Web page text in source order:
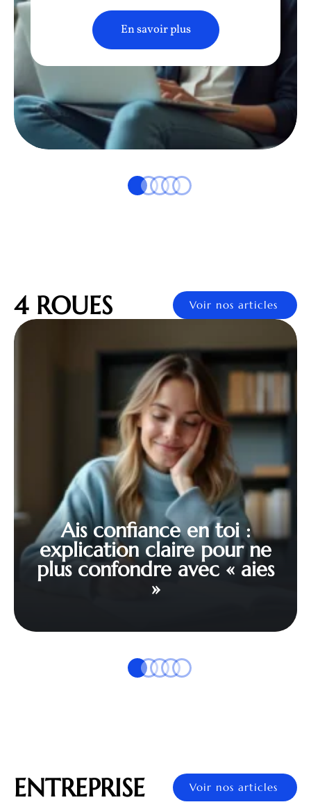
En savoir plus
4 ROUES Voir nos articles
Ais confiance en toi :
explication claire pour ne
plus confondre avec « aies
»
ENTREPRISE Voir nos articles